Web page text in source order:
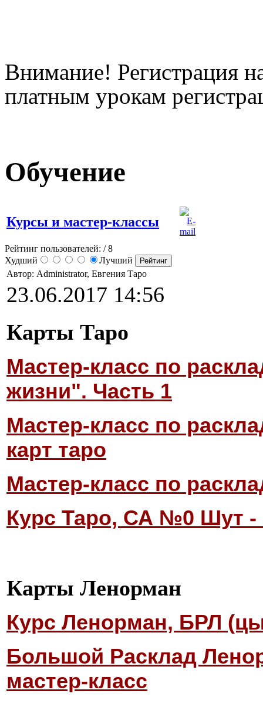
Внимание! Регистрация
платным урокам
Обучение
Курсы и мастер-классы
Рейтинг пользователей: / 8
Худший
Лучший
Автор: Administrator, Евгения Таро
23.06.2017 14:56
Карты Таро
Мастер-класс по
жизни". Часть 1
Мастер-класс по
карт таро
Мастер-класс по
Курс Таро, СА №0 Шут -
Карты Ленорман
Курс Ленорман, БРЛ
Большой Расклад
мастер-класс